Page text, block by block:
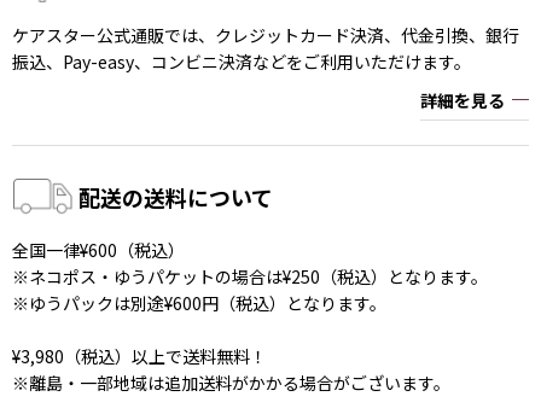
ケアスター公式通販では、クレジットカード決済、代金引換、銀行
振込、Pay-easy、コンビニ決済などをご利用いただけます。
詳細を見る
配送の送料について
全国一律¥600（税込）
※ネコポス・ゆうパケットの場合は¥250（税込）となります。
※ゆうパックは別途¥600円（税込）となります。
¥3,980（税込）以上で送料無料！
※離島・一部地域は追加送料がかかる場合がございます。